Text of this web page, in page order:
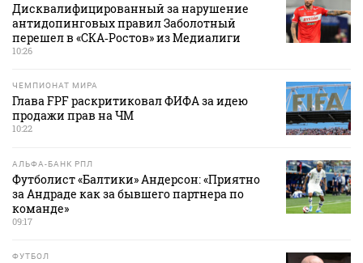
Дисквалифицированный за нарушение
антидопинговых правил Заболотный
перешел в «СКА‑Ростов» из Медиалиги
10:26
ЧЕМПИОНАТ МИРА
Глава FPF раскритиковал ФИФА за идею
продажи прав на ЧМ
10:22
АЛЬФА-БАНК РПЛ
Футболист «Балтики» Андерсон: «Приятно
за Андраде как за бывшего партнера по
команде»
09:17
ФУТБОЛ